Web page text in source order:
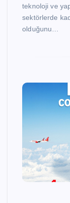
teknoloji ve
sektörlerde
olduğunu…